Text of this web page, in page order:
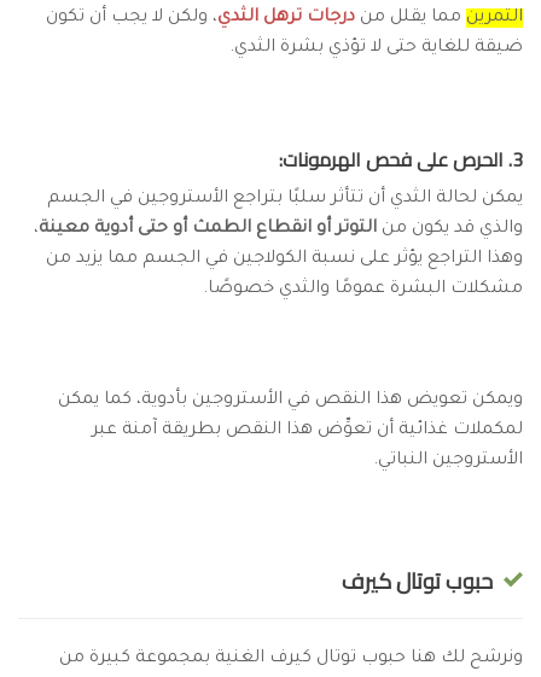
التمرين مما يقلل من درجات ترهل الثدي، ولكن لا يجب أن تكون
ضيقة للغاية حتى لا تؤذي بشرة الثدي.
3. الحرص على فحص الهرمونات:
يمكن لحالة الثدي أن تتأثر سلبًا بتراجع الأستروجين في الجسم
والذي قد يكون من التوتر أو انقطاع الطمث أو حتى أدوية معينة،
وهذا التراجع يؤثر على نسبة الكولاجين في الجسم مما يزيد من
مشكلات البشرة عمومًا والثدي خصوصًا.
ويمكن تعويض هذا النقص في الأستروجين بأدوية، كما يمكن
لمكملات غذائية أن تعوِّض هذا النقص بطريقة آمنة عبر
الأستروجين النباتي.
حبوب توتال كيرف
ونرشح لك هنا حبوب توتال كيرف الغنية بمجموعة كبيرة من